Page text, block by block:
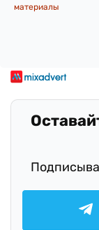
материалы